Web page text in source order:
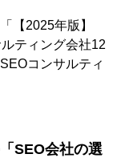
【2025年版】
ティング会社12
コンサルティ
対策代行・コ
...
SEO会社の選